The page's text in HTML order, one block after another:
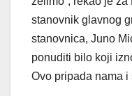
stanovnik glavnog
stanovnica, Juno
ponuditi bilo koji
Ovo pripada nama i